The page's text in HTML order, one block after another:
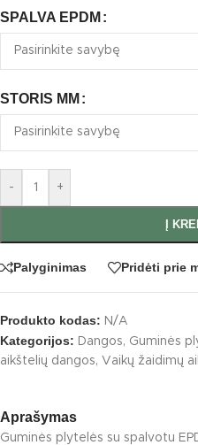
SPALVA EPDM
STORIS MM
- +
Į
Palyginimas Pridėti prie
Produkto kodas: N/A
Kategorijos: Dangos, Guminės
aikštelių dangos, Vaikų žaidimų
Aprašymas
Guminės plytelės su spalvotu